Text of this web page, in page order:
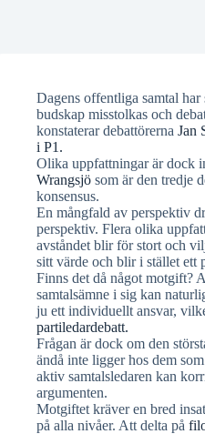
Dagens offentliga samtal har
budskap misstolkas och
konstaterar debattörerna Jan
i P1.
Olika uppfattningar är dock
Wrangsjö som är den tredje
konsensus.
En mångfald av perspektiv
perspektiv. Flera olika
avståndet blir för stort och
sitt värde och blir i stället ett
Finns det då något motgift?
samtalsämne i sig kan
ju ett individuellt ansvar,
partiledardebatt.
Frågan är dock om den
ändå inte ligger hos dem
aktiv samtalsledaren kan
argumenten.
Motgiftet kräver en bred
på alla nivåer. Att delta på